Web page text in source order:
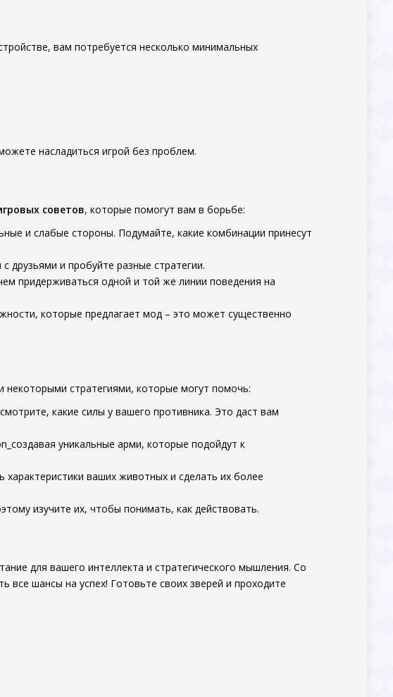
вам потребуется несколько минимальных
насладиться игрой без проблем.
советов, которые помогут вам в борьбе:
и слабые стороны. Подумайте, какие комбинации принесут
друзьями и пробуйте разные стратегии.
придерживаться одной и той же линии поведения на
которые предлагает мод – это может существенно
стратегиями, которые могут помочь:
какие силы у вашего противника. Это даст вам
уникальные арми, которые подойдут к
ваших животных и сделать их более
изучите их, чтобы понимать, как действовать.
для вашего интеллекта и стратегического мышления. Со
все шансы на успех! Готовьте своих зверей и проходите